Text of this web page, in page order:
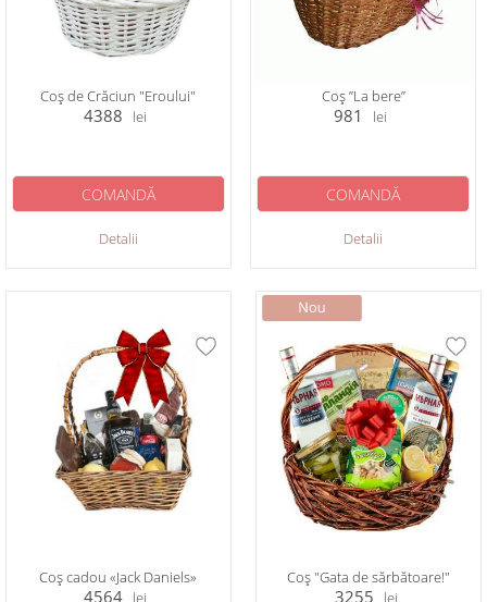
Coș de Crăciun "Eroului"
4388 lei
Detalii
COMANDĂ
Coș ”La bere”
981 lei
Detalii
COMANDĂ
Coș cadou «Jack Daniels»
4564 lei
Coș "Gata de sărbătoare!"
3255 lei